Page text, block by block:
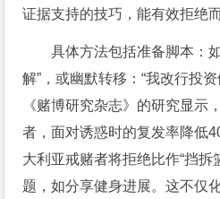
证据支持的技巧，能有效拒绝
具体方法包括准备脚本：
解”，或幽默转移：“我改行投
《赌博研究杂志》的研究显示
者，面对诱惑时的复发率降低
大利亚戒赌者将拒绝比作“挡
题，如分享健身进展。这不仅